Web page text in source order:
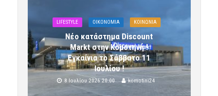
LIFESTYLE OIKONOMIA ΚΟΙΝΩΝΙΑ
Νέο κατάστημα Discount
Markt στην Κομοτηνή !
Εγκαίνια το Σάββατο 11
Ιουλίου !
8 Ιουλίου 2026 20:00 komotini24